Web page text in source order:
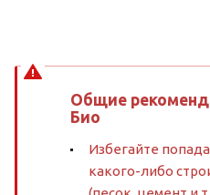
Общие
Био
Избегайте
какого-либо